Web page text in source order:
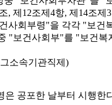
, 제12조제4항, 제14조제
사회부령"을 각각 "보건
"보건사회부"를 "보건복
소속기관직제)
은 공포한 날부터 시행한